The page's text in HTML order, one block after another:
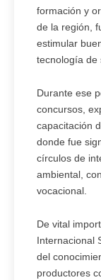
formación y
de la región,
estimular
tecnología de
Durante ese
concursos,
capacitación
donde fue
círculos de
ambiental,
vocacional.
De vital
Internacional
del
productores